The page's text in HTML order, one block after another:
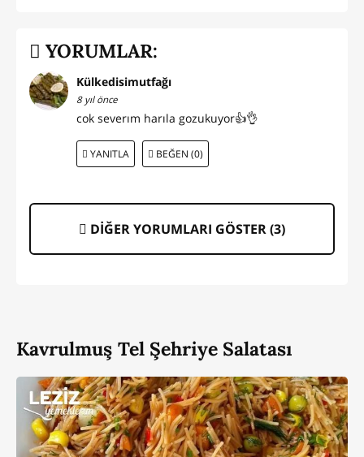
YORUMLAR:
Külkedisimutfağı
8 yıl önce
cok severım harıla gozukuyor👍👌
YANITLA BEĞEN (0)
DİĞER YORUMLARI GÖSTER (3)
Kavrulmuş Tel Şehriye Salatası